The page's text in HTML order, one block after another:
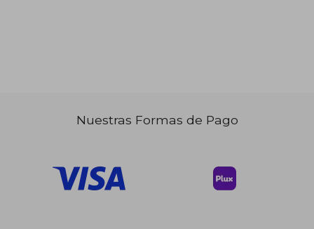
Nuestras Formas de Pago